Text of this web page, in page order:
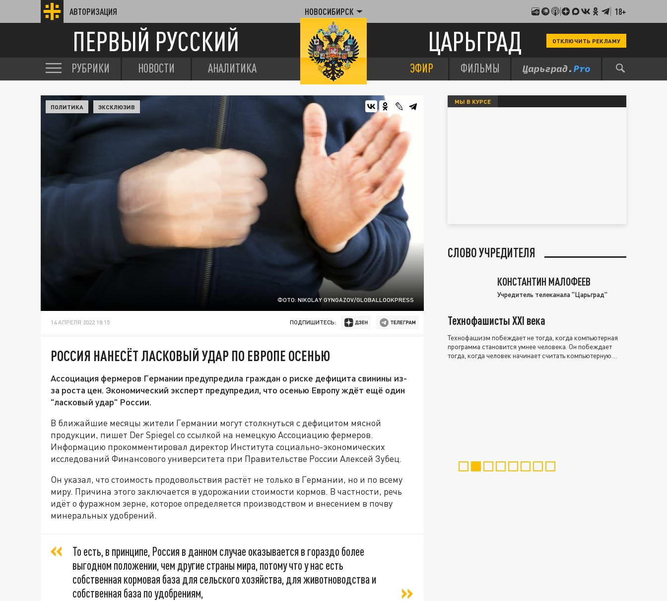
АВТОРИЗАЦИЯ НОВОСИБИРСК 18+
ПЕРВЫЙ РУССКИЙ ЦАРЬГРАД ОТКЛЮЧИТЬ РЕКЛАМУ
РУБРИКИ НОВОСТИ АНАЛИТИКА ЭФИР ФИЛЬМЫ
ФОТО: NIKOLAY GYNGAZOV/GLOBALLOOKPRESS
ПОЛИТИКА ЭКСКЛЮЗИВ
14 АПРЕЛЯ 2022 18:15 ПОДПИШИТЕСЬ:
РОССИЯ НАНЕСЁТ ЛАСКОВЫЙ УДАР ПО ЕВРОПЕ ОСЕНЬЮ
Ассоциация фермеров Германии предупредила граждан о риске дефицита свинины из-
за роста цен. Экономический эксперт предупредил, что осенью Европу ждёт ещё один
"ласковый удар" России.
В ближайшие месяцы жители Германии могут столкнуться с дефицитом мясной
продукции, пишет Der Spiegel со ссылкой на немецкую Ассоциацию фермеров.
Информацию прокомментировал директор Института социально-экономических
исследований Финансового университета при Правительстве России Алексей Зубец.
Он указал, что стоимость продовольствия растёт не только в Германии, но и по всему
миру. Причина этого заключается в удорожании стоимости кормов. В частности, речь
идёт о фуражном зерне, которое определяется производством и внесением в почву
минеральных удобрений.
То есть, в принципе, Россия в данном случае оказывается в гораздо более
выгодном положении, чем другие страны мира, потому что у нас есть
собственная кормовая база для сельского хозяйства, для животноводства и
собственная база по удобрениям,
МЫ В КУРСЕ
СЛОВО УЧРЕДИТЕЛЯ
КОНСТАНТИН МАЛОФЕЕВ
Учредитель телеканала "Царьград"
Технофашисты XXI века
Технофашизм побеждает не тогда, когда компьютерная
программа становится умнее человека. Он побеждает
тогда, когда человек начинает считать компьютерную